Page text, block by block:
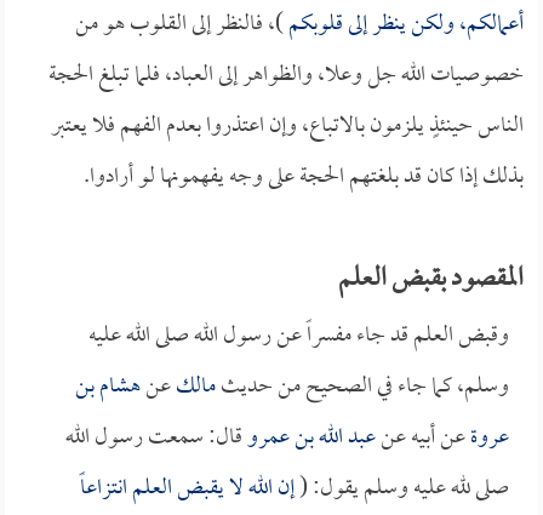
أعمالكم، ولكن ينظر إلى قلوبكم)، فالنظر إلى القلوب هو من
خصوصيات الله جل وعلا، والظواهر إلى العباد، فلما تبلغ الحجة
الناس حينئذٍ يلزمون بالاتباع، وإن اعتذروا بعدم الفهم فلا يعتبر
بذلك إذا كان قد بلغتهم الحجة على وجه يفهمونها لو أرادوا.
المقصود بقبض العلم
وقبض العلم قد جاء مفسراً عن رسول الله صلى الله عليه
وسلم، كما جاء في الصحيح من حديثمالكعنهشام بن
عروةعن أبيه عنعبد الله بن عمروقال: سمعت رسول الله
صلى لله عليه وسلم يقول: (إن الله لا يقبض العلم انتزاعاً